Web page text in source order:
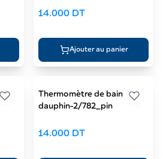
14.000 DT
Ajouter au panier
Thermomètre de bain
dauphin-2/782_pin
14.000 DT